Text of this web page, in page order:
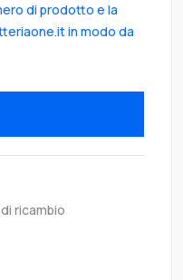
di prodotto e la
in modo da
ricambio